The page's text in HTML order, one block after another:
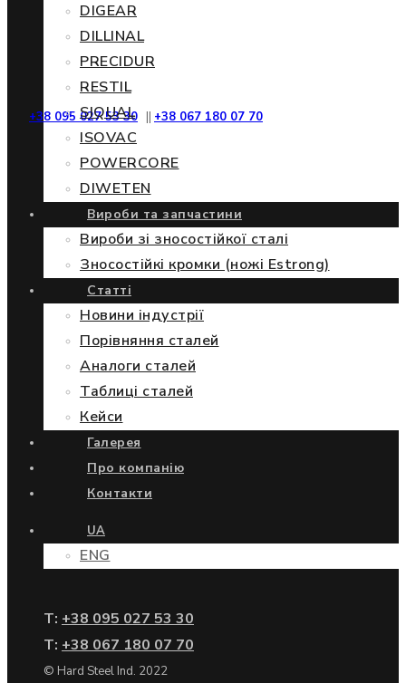
+38 095 027 53 30 || +38 067 180 07 70
DIGEAR
DILLINAL
PRECIDUR
RESTIL
SIQUAL
ISOVAC
POWERCORE
DIWETEN
Вироби та запчастини
Вироби зі зносостійкої сталі
Зносостійкі кромки (ножі Estrong)
Статті
Новини індустрії
Порівняння сталей
Аналоги сталей
Таблиці сталей
Кейси
Галерея
Про компанію
Контакти
UA
ENG
Т: +38 095 027 53 30
Т: +38 067 180 07 70
© Hard Steel Ind. 2022